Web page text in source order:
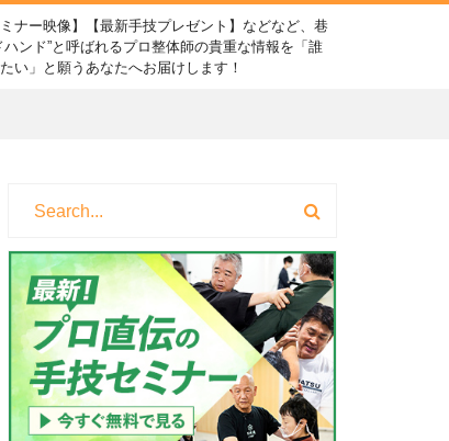
ミナー映像】【最新手技プレゼント】などなど、巷
ハンド”と呼ばれるプロ整体師の貴重な情報を「誰
い」と願うあなたへお届けします！